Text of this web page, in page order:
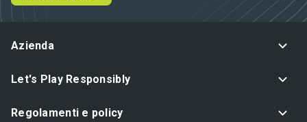
Azienda
Let's Play Responsibly
Regolamenti e policy